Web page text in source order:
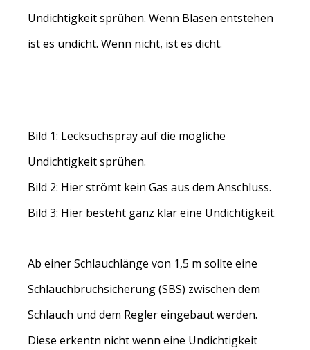
Undichtigkeit sprühen. Wenn Blasen entstehen
ist es undicht. Wenn nicht, ist es dicht.
Bild 1: Lecksuchspray auf die mögliche
Undichtigkeit sprühen.
Bild 2: Hier strömt kein Gas aus dem Anschluss.
Bild 3: Hier besteht ganz klar eine Undichtigkeit.
Ab einer Schlauchlänge von 1,5 m sollte eine
Schlauchbruchsicherung (SBS) zwischen dem
Schlauch und dem Regler eingebaut werden.
Diese erkentn nicht wenn eine Undichtigkeit